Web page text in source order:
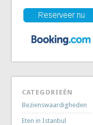
CATEGORIEËN
Bezienswaardigheden
Eten in Istanbul